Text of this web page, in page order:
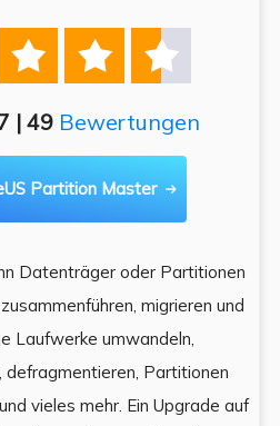
  
| 49 Bewertungen
Partition Master 
Datenträger oder Partitionen
migrieren und
Laufwerke umwandeln,
defragmentieren, Partitionen
vieles mehr. Ein Upgrade auf